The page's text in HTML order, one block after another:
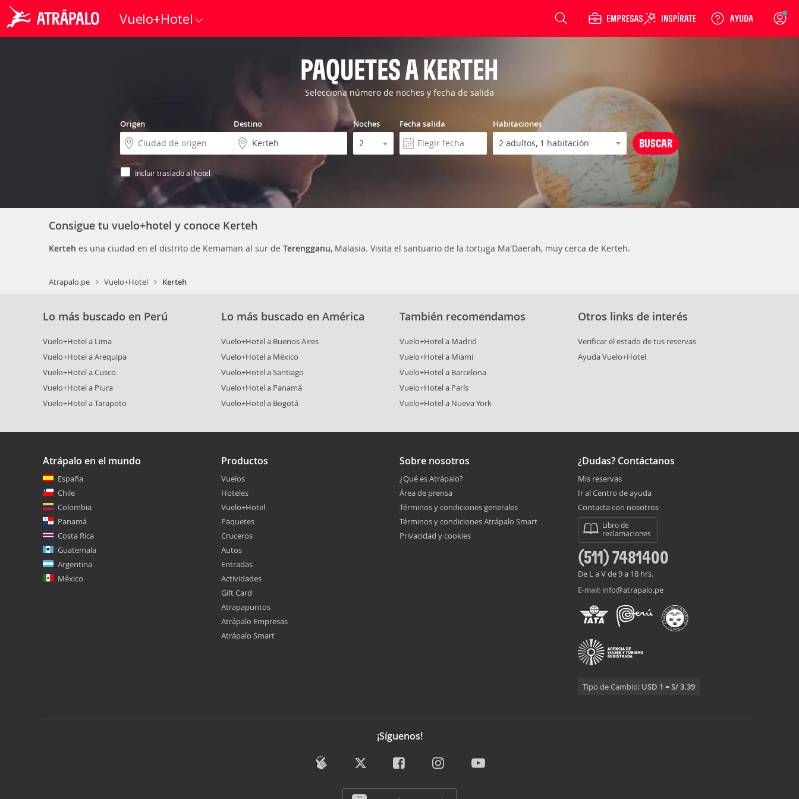
Vuelo+Hotel Login
PAQUETES A KERTEH
Selecciona número de noches y fecha de salida
Origen Destino Noches Fecha salida Habitaciones
Incluir traslado al hotel
Consigue tu vuelo+hotel y conoce Kerteh
Kerteh es una ciudad en el distrito de Kemaman al sur de Terengganu, Malasia. Visita el santuario de la tortuga Ma'Daerah, muy cerca de Kerteh.
Atrapalo.pe Vuelo+Hotel Kerteh
Lo más buscado en Perú
Vuelo+Hotel a Lima
Vuelo+Hotel a Arequipa
Vuelo+Hotel a Cusco
Vuelo+Hotel a Piura
Vuelo+Hotel a Tarapoto
Lo más buscado en América
Vuelo+Hotel a Buenos Aires
Vuelo+Hotel a México
Vuelo+Hotel a Santiago
Vuelo+Hotel a Panamá
Vuelo+Hotel a Bogotá
También recomendamos
Vuelo+Hotel a Madrid
Vuelo+Hotel a Miami
Vuelo+Hotel a Barcelona
Vuelo+Hotel a París
Vuelo+Hotel a Nueva York
Otros links de interés
Verificar el estado de tus reservas
Ayuda Vuelo+Hotel
Atrápalo en el mundo
España
Chile
Colombia
Panamá
Costa Rica
Guatemala
Argentina
México
Productos
Vuelos
Hoteles
Vuelo+Hotel
Paquetes
Cruceros
Autos
Entradas
Actividades
Gift Card
Atrapapuntos
Atrápalo Empresas
Atrápalo Smart
Sobre nosotros
¿Qué es Atrápalo?
Área de prensa
Términos y condiciones generales
Términos y condiciones Atrápalo Smart
Privacidad y cookies
¿Dudas? Contáctanos
Mis reservas
Ir al Centro de ayuda
Contacta con nosotros
Libro de
reclamaciones
(511) 7481400
De L a V de 9 a 18 hrs.
E-mail: info@atrapalo.pe
Tipo de Cambio: USD 1 = S/ 3.39
¡Síguenos!